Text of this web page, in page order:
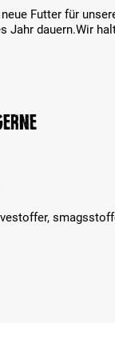
Futter für
Jahr dauern.Wir